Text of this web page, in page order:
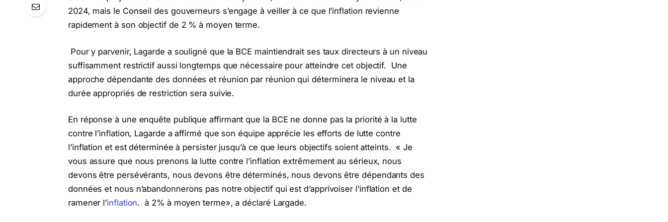
2024, mais le Conseil des gouverneurs s’engage à veiller à ce que l’inflation revienne
rapidement à son objectif de 2 % à moyen terme.
Pour y parvenir, Lagarde a souligné que la BCE maintiendrait ses taux directeurs à un niveau
suffisamment restrictif aussi longtemps que nécessaire pour atteindre cet objectif. Une
approche dépendante des données et réunion par réunion qui déterminera le niveau et la
durée appropriés de restriction sera suivie.
En réponse à une enquête publique affirmant que la BCE ne donne pas la priorité à la lutte
contre l’inflation, Lagarde a affirmé que son équipe apprécie les efforts de lutte contre
l’inflation et est déterminée à persister jusqu’à ce que leurs objectifs soient atteints. « Je
vous assure que nous prenons la lutte contre l’inflation extrêmement au sérieux, nous
devons être persévérants, nous devons être déterminés, nous devons être dépendants des
données et nous n’abandonnerons pas notre objectif qui est d’apprivoiser l’inflation et de
ramener l’inflation. à 2% à moyen terme», a déclaré Largade.